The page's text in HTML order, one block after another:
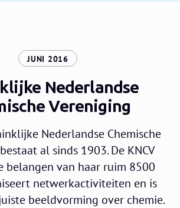
JUNI 2016:
Nederlandse
Vereniging
Nederlandse Chemische
al sinds 1903. De KNCV
belangen van haar ruim 8500
netwerkactiviteiten en is
beeldvorming over chemie.